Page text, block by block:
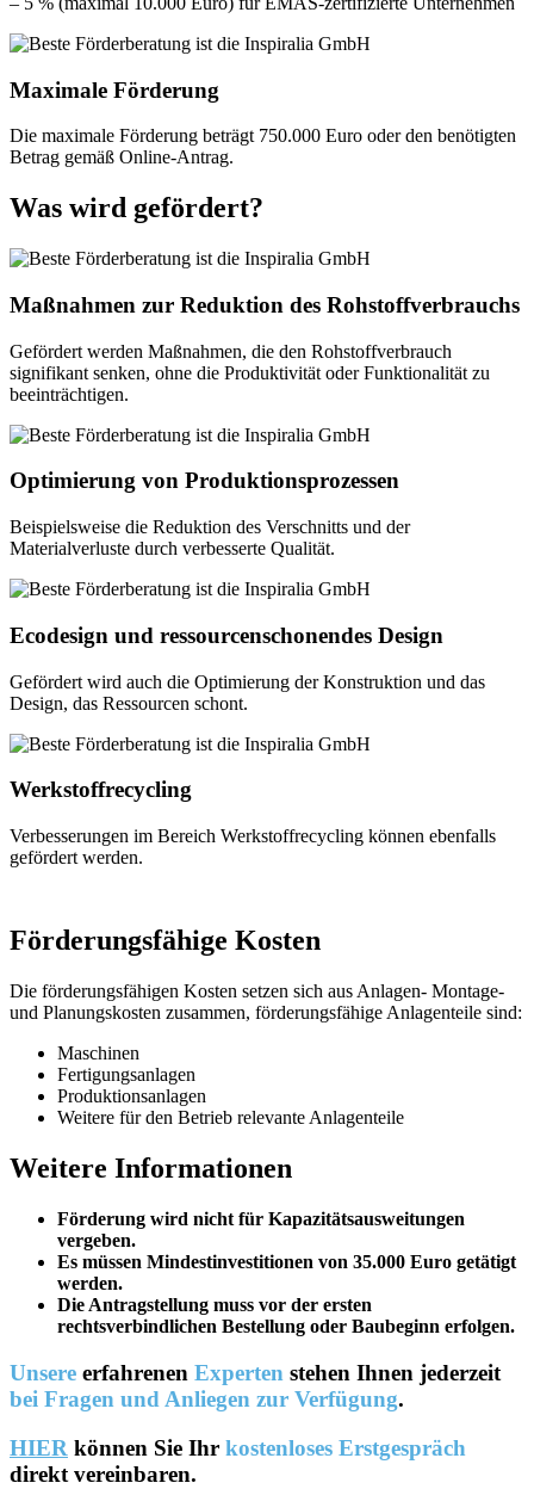
Maximale Förderung
Die maximale Förderung beträgt 750.000 Euro oder den benötigten
Betrag gemäß Online-Antrag.
Was wird gefördert?
Maßnahmen zur Reduktion des Rohstoffverbrauchs
Gefördert werden Maßnahmen, die den Rohstoffverbrauch
signifikant senken, ohne die Produktivität oder Funktionalität zu
beeinträchtigen.
Optimierung von Produktionsprozessen
Beispielsweise die Reduktion des Verschnitts und der
Materialverluste durch verbesserte Qualität.
Ecodesign und ressourcenschonendes Design
Gefördert wird auch die Optimierung der Konstruktion und das
Design, das Ressourcen schont.
Werkstoffrecycling
Verbesserungen im Bereich Werkstoffrecycling können ebenfalls
gefördert werden.
Förderungsfähige Kosten
Die förderungsfähigen Kosten setzen sich aus Anlagen- Montage-
und Planungskosten zusammen, förderungsfähige Anlagenteile sind:
Maschinen
Fertigungsanlagen
Produktionsanlagen
Weitere für den Betrieb relevante Anlagenteile
Weitere Informationen
Förderung wird nicht für Kapazitätsausweitungen
vergeben.
Es müssen Mindestinvestitionen von 35.000 Euro getätigt
werden.
Die Antragstellung muss vor der ersten
rechtsverbindlichen Bestellung oder Baubeginn erfolgen.
Unsere erfahrenen Experten stehen Ihnen jederzeit
bei Fragen und Anliegen zur Verfügung.
HIER können Sie Ihr kostenloses Erstgespräch
direkt vereinbaren.